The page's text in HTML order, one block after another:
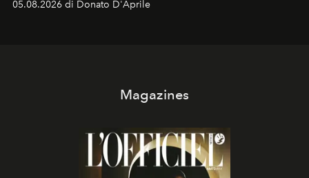
Kate, Claudia e Carla una dietro l'altra. Trent'anni dopo,
05.08.2026 di Donato D'Aprile
Magazines